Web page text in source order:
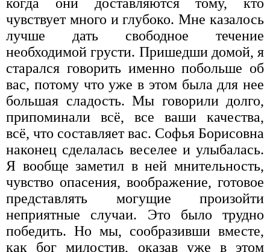
когда они доставляются тому, кто
чувствует много и глубоко. Мне казалось
лучше дать свободное течение
необходимой грусти. Пришедши домой, я
старался говорить именно побольше об
вас, потому что уже в этом была для нее
большая сладость. Мы говорили долго,
припоминали всё, все ваши качества,
всё, что составляет вас. Софья Борисовна
наконец сделалась веселее и улыбалась.
Я вообще заметил в ней мнительность,
чувство опасения, воображение, готовое
представлять могущие произойти
неприятные случаи. Это было трудно
победить. Но мы, сообразивши вместе,
как бог милостив, оказав уже в этом